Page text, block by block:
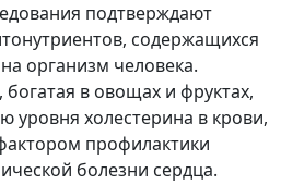
подтверждают
содержащихся
организм человека.
, богатая в овощах и фруктах,
уровня холестерина в крови,
профилактики
болезни сердца.